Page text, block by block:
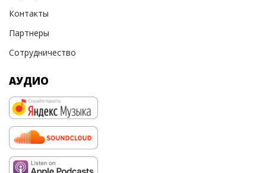
Контакты
Партнеры
Сотрудничество
АУДИО